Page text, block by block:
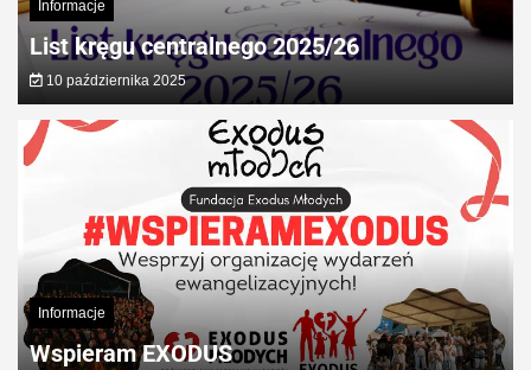
Informacje
List kręgu centralnego 2025/26
10 października 2025
Informacje
Wspieram EXODUS